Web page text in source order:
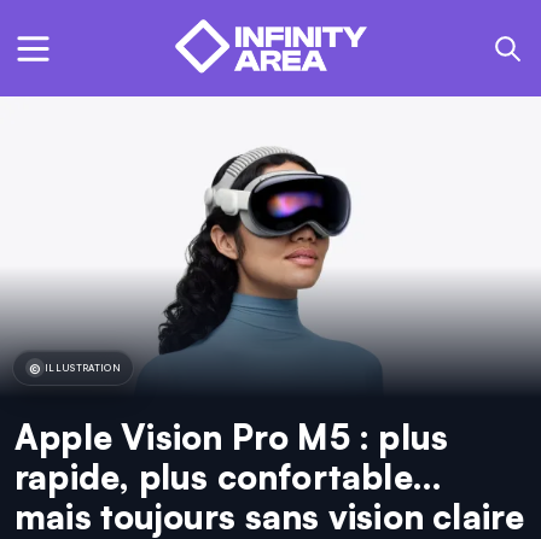
ILLUSTRATION
Apple Vision Pro M5 : plus
rapide, plus confortable…
mais toujours sans vision claire